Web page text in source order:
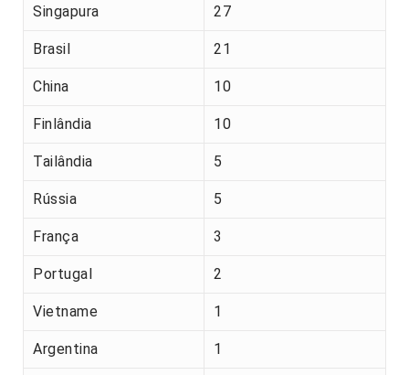
Singapura 27
Brasil 21
China 10
Finlândia 10
Tailândia 5
Rússia 5
França 3
Portugal 2
Vietname 1
Argentina 1